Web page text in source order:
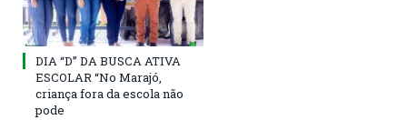
DIA “D” DA BUSCA ATIVA
ESCOLAR “No Marajó,
criança fora da escola não
pode